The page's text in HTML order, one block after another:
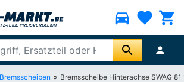
directions_car favorite shopping_cart
search person
Bremsscheiben Bremsscheibe Hinterachse SWAG 81